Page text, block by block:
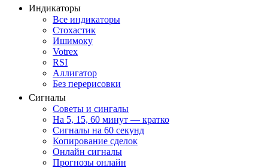
Индикаторы
Все индикаторы
Стохастик
Ишимоку
Votrex
RSI
Аллигатор
Без перерисовки
Сигналы
Советы и сингалы
На 5, 15, 60 минут — кратко
Сигналы на 60 секунд
Копирование сделок
Онлайн сигналы
Прогнозы онлайн